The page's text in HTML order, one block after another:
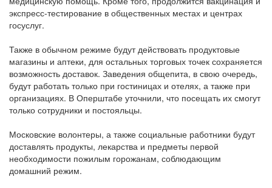
экспресс-тестирование в общественных местах и центрах
госуслуг.
Также в обычном режиме будут действовать продуктовые
магазины и аптеки, для остальных торговых точек сохраняется
возможность доставок. Заведения общепита, в свою очередь,
будут работать только при гостиницах и отелях, а также при
организациях. В Оперштабе уточнили, что посещать их смогут
только сотрудники и постояльцы.
Московские волонтеры, а также социальные работники будут
доставлять продукты, лекарства и предметы первой
необходимости пожилым горожанам, соблюдающим
домашний режим.